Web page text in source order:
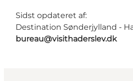
Sidst opdateret af:
Destination Sønderjylland -
bureau@visithaderslev.dk